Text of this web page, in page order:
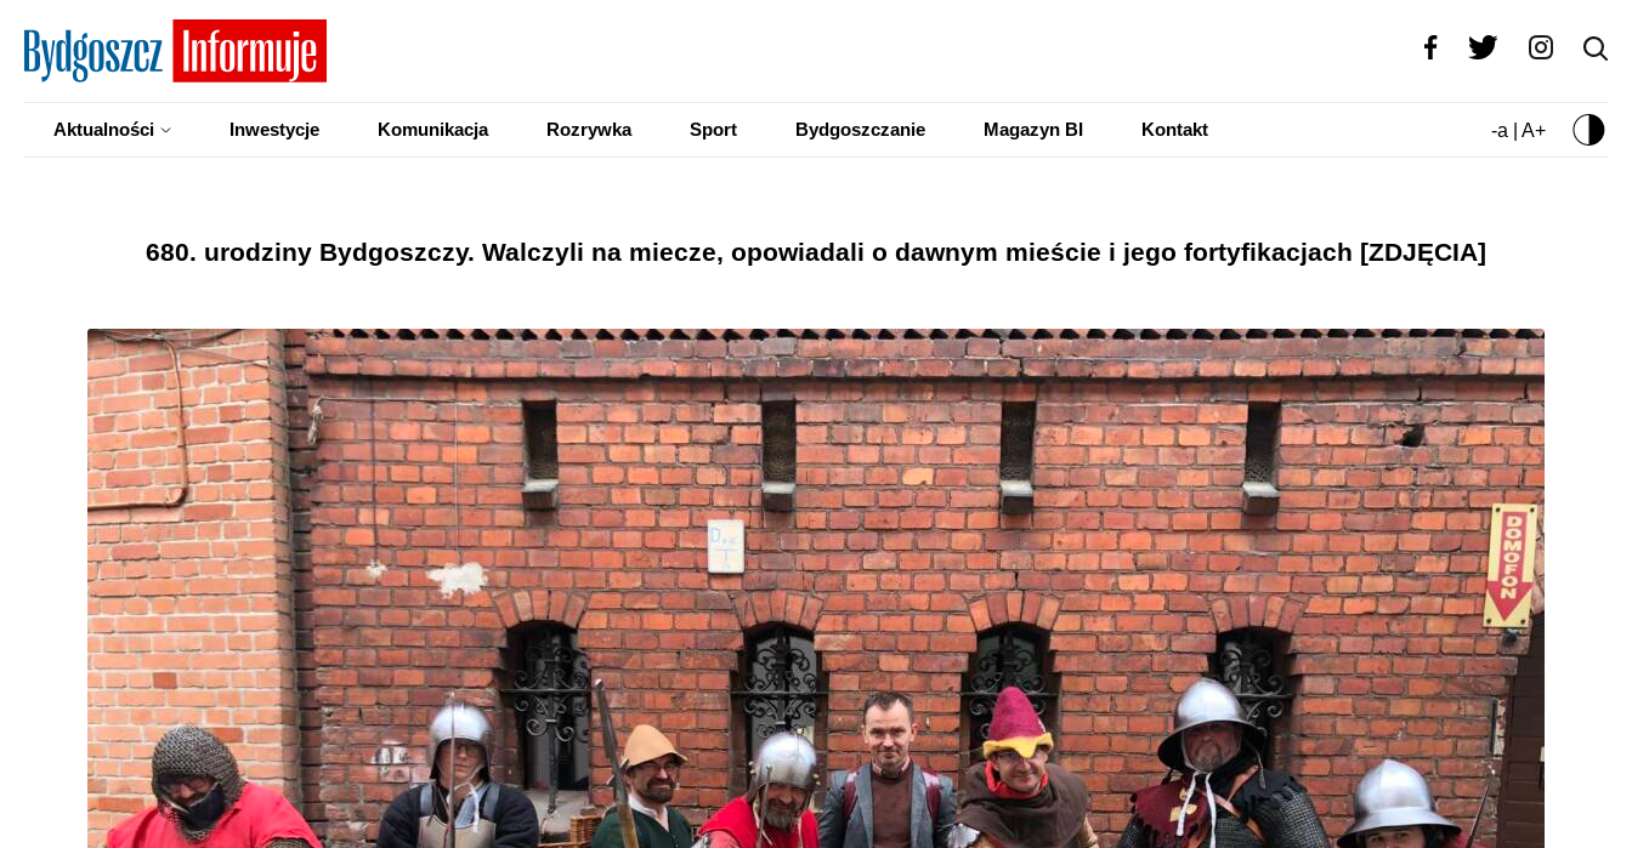
Aktualności Inwestycje Komunikacja Rozrywka Sport Bydgoszczanie Magazyn BI Kontakt -a | A+
680. urodziny Bydgoszczy. Walczyli na miecze, opowiadali o dawnym mieście i jego fortyfikacjach [ZDJĘCIA]